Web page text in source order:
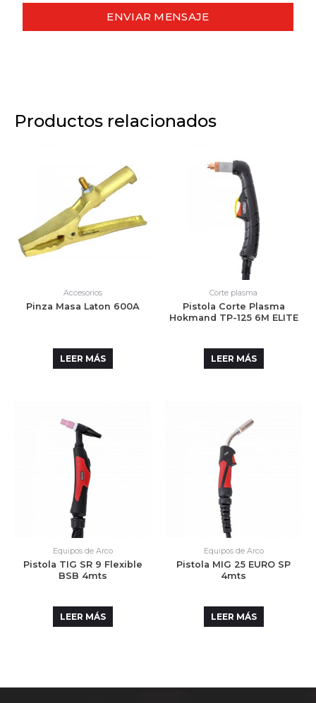
ENVIAR MENSAJE
Productos relacionados
Accesorios
Pinza Masa Laton 600A
LEER MÁS
Corte plasma
Pistola Corte Plasma
Hokmand TP-125 6M ELITE
LEER MÁS
Equipos de Arco
Pistola TIG SR 9 Flexible
BSB 4mts
LEER MÁS
Equipos de Arco
Pistola MIG 25 EURO SP
4mts
LEER MÁS